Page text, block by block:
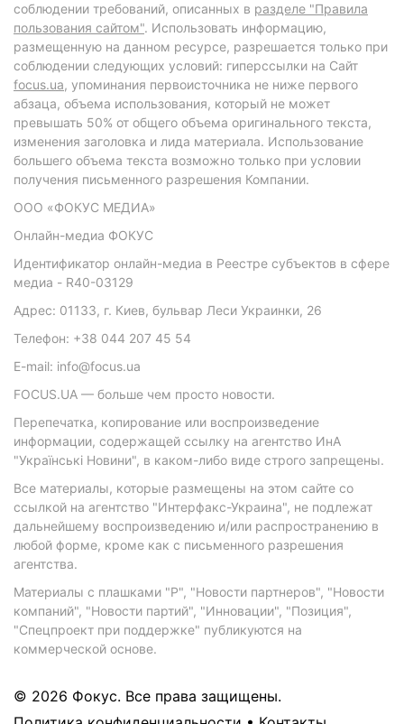
соблюдении требований, описанных в разделе "Правила
пользования сайтом". Использовать информацию,
размещенную на данном ресурсе, разрешается только при
соблюдении следующих условий: гиперссылки на Сайт
focus.ua, упоминания первоисточника не ниже первого
абзаца, объема использования, который не может
превышать 50% от общего объема оригинального текста,
изменения заголовка и лида материала. Использование
большего объема текста возможно только при условии
получения письменного разрешения Компании.
ООО «ФОКУС МЕДИА»
Онлайн-медиа ФОКУС
Идентификатор онлайн-медиа в Реестре субъектов в сфере
медиа - R40-03129
Адрес: 01133, г. Киев, бульвар Леси Украинки, 26
Телефон: +38 044 207 45 54
E-mail: info@focus.ua
FOCUS.UA — больше чем просто новости.
Перепечатка, копирование или воспроизведение
информации, содержащей ссылку на агентство ИнА
"Українські Новини", в каком-либо виде строго запрещены.
Все материалы, которые размещены на этом сайте со
ссылкой на агентство "Интерфакс-Украина", не подлежат
дальнейшему воспроизведению и/или распространению в
любой форме, кроме как с письменного разрешения
агентства.
Материалы с плашками "Р", "Новости партнеров", "Новости
компаний", "Новости партий", "Инновации", "Позиция",
"Спецпроект при поддержке" публикуются на
коммерческой основе.
© 2026 Фокус. Все права защищены.